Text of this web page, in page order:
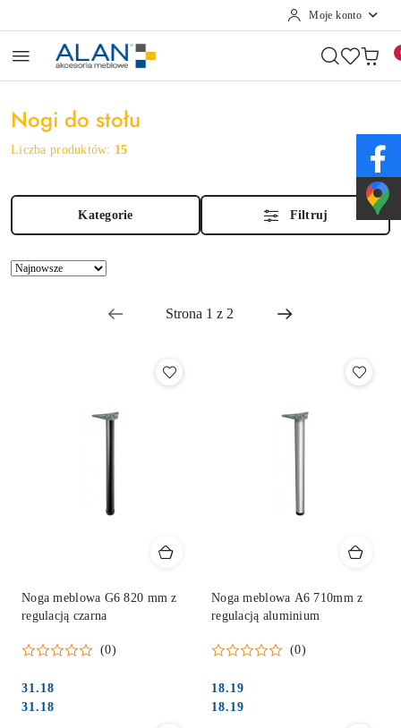
Moje konto
Nogi do stołu
Liczba produktów: 15
Kategorie Filtruj
Zastosowano
Sortuj
Noga meblowa G6 820 mm z
regulacją czarna
(0)
Cena:
31.18
Cena:
31.18
Noga meblowa A6 710mm z
regulacją aluminium
(0)
Cena:
18.19
Cena:
18.19